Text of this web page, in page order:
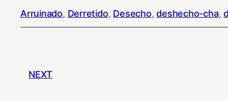
Arruinado, Derretido, Desecho, deshecho-cha,
NEXT